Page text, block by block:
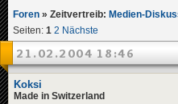
Foren » Zeitvertreib: Medien-
Seiten: 1 2 Nächste
21.02.2004 18:46
Koksi
Made in Switzerland